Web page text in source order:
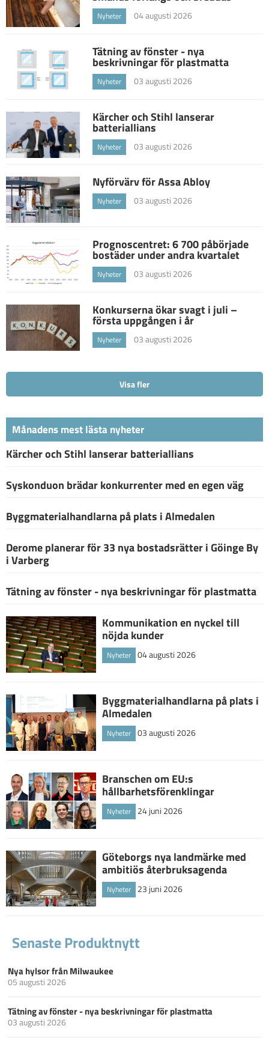
Nyheter 04 augusti 2026
Tätning av fönster - nya
beskrivningar för plastmatta
Nyheter 03 augusti 2026
Kärcher och Stihl lanserar
batteriallians
Nyheter 03 augusti 2026
Nyförvärv för Assa Abloy
Nyheter 03 augusti 2026
Prognoscentret: 6 700 påbörjade
bostäder under andra kvartalet
Nyheter 03 augusti 2026
Konkurserna ökar svagt i juli –
första uppgången i år
Nyheter 03 augusti 2026
Visa fler
Månadens mest lästa nyheter
Kärcher och Stihl lanserar batteriallians
Syskonduon brädar konkurrenter med en egen väg
Byggmaterialhandlarna på plats i Almedalen
Derome planerar för 33 nya bostadsrätter i Göinge By
i Varberg
Tätning av fönster - nya beskrivningar för plastmatta
Kommunikation en nyckel till
nöjda kunder
Nyheter 04 augusti 2026
Byggmaterialhandlarna på plats i
Almedalen
Nyheter 03 augusti 2026
Branschen om EU:s
hållbarhetsförenklingar
Nyheter 24 juni 2026
Göteborgs nya landmärke med
ambitiös återbruksagenda
Nyheter 23 juni 2026
Senaste Produktnytt
Nya hylsor från Milwaukee
05 augusti 2026
Tätning av fönster - nya beskrivningar för plastmatta
03 augusti 2026